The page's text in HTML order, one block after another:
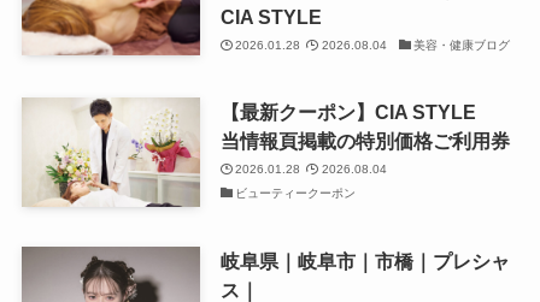
CIA STYLE
2026.01.28 2026.08.04 美容・健康ブログ
【最新クーポン】CIA STYLE
当情報頁掲載の特別価格ご利用券
2026.01.28
2026.08.04
ビューティークーポン
岐阜県｜岐阜市｜市橋｜プレシャ
ス｜